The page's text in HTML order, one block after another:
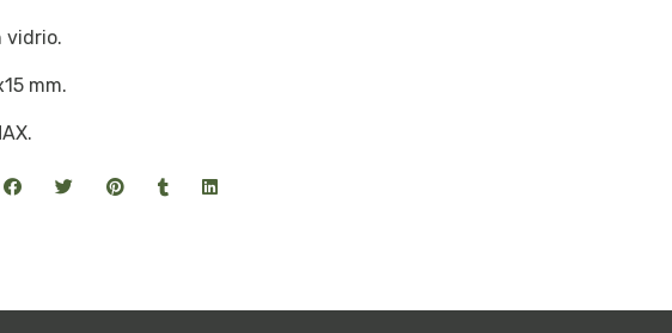
vidrio.
mm.